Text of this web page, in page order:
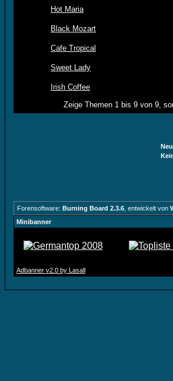
Hot Maria
Black Mozart
Cafe Tropical
Sweet Lady
Irish Coffee
Zeige Themen 1 bis 9 von 9,
Forensoftware: Burning Board 2.3.6 , entwickelt von
Minibanner
Adbanner v2.0 by Lasall